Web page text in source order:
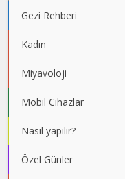
Gezi Rehberi
Kadın
Miyavoloji
Mobil Cihazlar
Nasıl yapılır?
Özel Günler